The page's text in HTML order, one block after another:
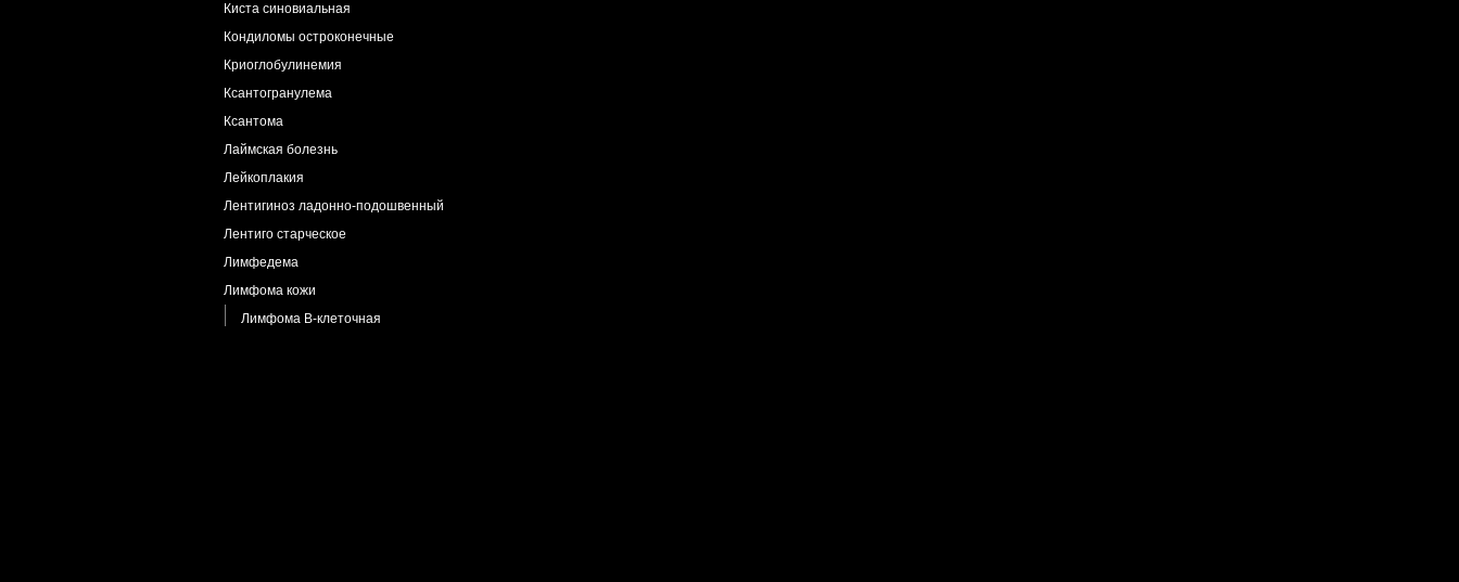
Киста синовиальная
Кондиломы остроконечные
Криоглобулинемия
Ксантогранулема
Ксантома
Лаймская болезнь
Лейкоплакия
Лентигиноз ладонно-подошвенный
Лентиго старческое
Лимфедема
Лимфома кожи
Лимфома B-клеточная